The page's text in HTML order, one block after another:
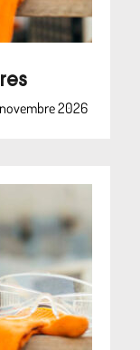
2026